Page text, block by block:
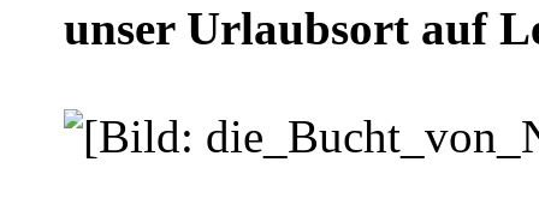
unser Urlaubsort auf